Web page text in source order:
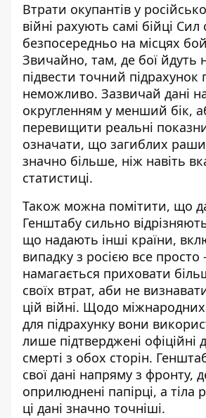
Втрати окупантів у
війні рахують самі бійці
безпосередньо на місцях
Звичайно, там, де бої йдуть
підвести точний підрахунок
неможливо. Зазвичай дані
округленням у менший бік,
перевищити реальні
означати, що загиблих
значно більше, ніж навіть
статистиці.
Також можна помітити, що
Генштабу сильно
що надають інші країни,
випадку з росією все просто
намагається приховати
своїх втрат, аби не
цій війні. Щодо міжнародних
для підрахунку вони
лише підтверджені офіційні
смерті з обох сторін.
свої дані напряму з фронту,
оприлюднені папірці, а тіла
ці дані значно точніші.